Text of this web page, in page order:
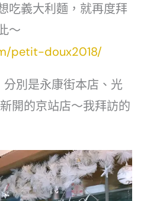
吃義大利麵，就再度拜
～
petit-doux2018/
別是永康街本店、光
開的京站店～我拜訪的